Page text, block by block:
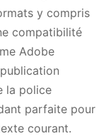
y compris
compatibilité
Adobe
la police
parfaite pour
courant.